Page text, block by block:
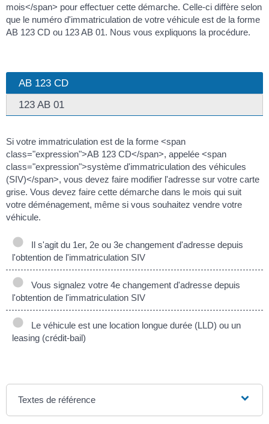
mois</span> pour effectuer cette démarche. Celle-ci diffère selon
que le numéro d'immatriculation de votre véhicule est de la forme
AB 123 CD ou 123 AB 01. Nous vous expliquons la procédure.
AB 123 CD
123 AB 01
Si votre immatriculation est de la forme <span
class="expression">AB 123 CD</span>, appelée <span
class="expression">système d'immatriculation des véhicules
(SIV)</span>, vous devez faire modifier l'adresse sur votre carte
grise. Vous devez faire cette démarche dans le mois qui suit
votre déménagement, même si vous souhaitez vendre votre
véhicule.
Il s'agit du 1er, 2e ou 3e changement d'adresse depuis
l'obtention de l'immatriculation SIV
Vous signalez votre 4e changement d'adresse depuis
l'obtention de l'immatriculation SIV
Le véhicule est une location longue durée (LLD) ou un
leasing (crédit-bail)
Textes de référence